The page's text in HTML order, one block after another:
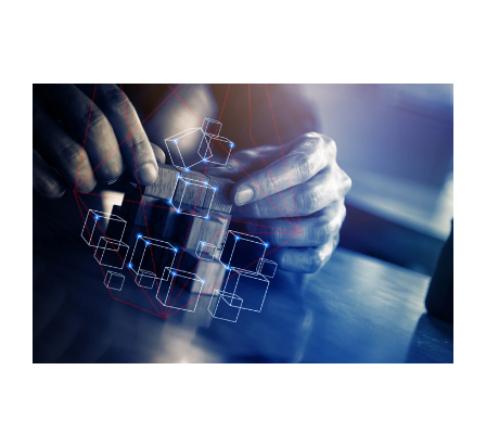
משרות פנויות
כניסה לסגל
כניסה לסטודנטים
קורס ניהול לוגיסטיקה ורכש
קורס ניהול מוצר בשילוב AI
קורס דירקטורים
קורס אנרגיה מתחדשת
אווירה נפיצה במתקני חשמל ומכשור
קורס ניהול פרויקטים בשילוב AI
מלגות
The Afeka Shop
חנות החדשנות והיזמות